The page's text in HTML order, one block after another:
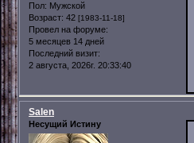
Пол: Мужской
Возраст: 42 [1983-11-18]
Провел на форуме:
5 месяцев 14 дней
Последний визит:
2 августа, 2026г. 20:33:40
Salen
Несущий Истину